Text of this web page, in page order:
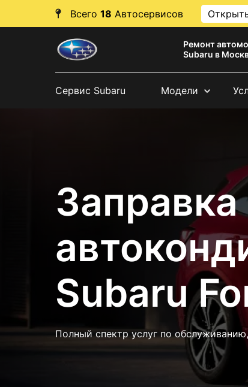
Всего 18 Автосервисов
Ремонт
Subaru в
Сервис Subaru Модели
Заправка
Subaru
Полный спектр услуг по